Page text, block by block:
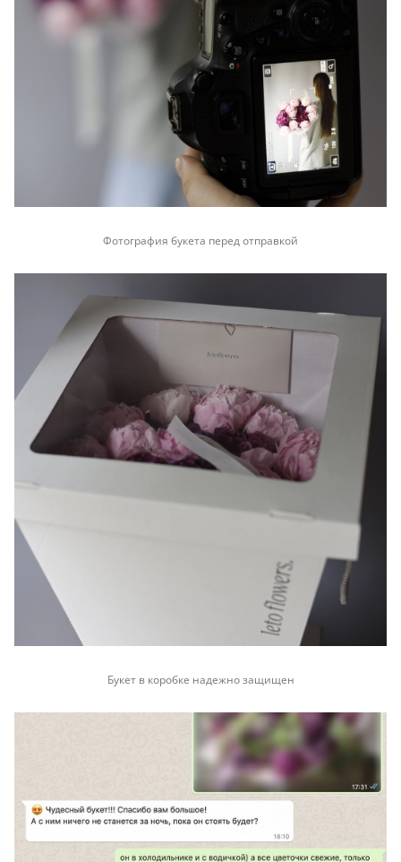
Фотография букета перед отправкой
Букет в коробке надежно защищен